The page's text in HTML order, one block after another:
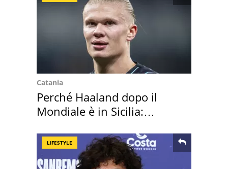
Catania
Perché Haaland dopo il
Mondiale è in Sicilia:
LIFESTYLE